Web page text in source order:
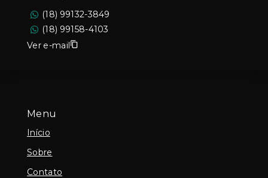
Menu
Início
Sobre
Contato
(18) 99132-3849
(18) 99158-4103
Ver e-mail